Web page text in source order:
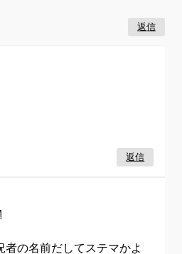
返信
返信
者の名前だしてステマかよ